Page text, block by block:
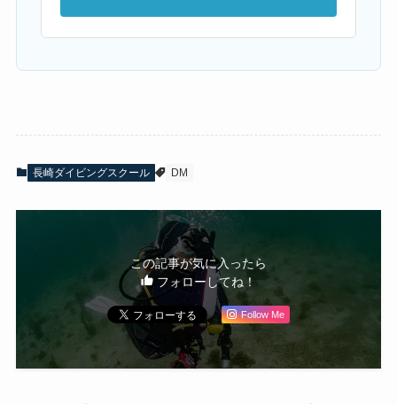
長崎ダイビングスクール DM
この記事が気に入ったら
フォローしてね！
Follow Me